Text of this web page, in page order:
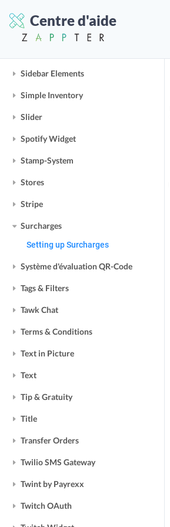
Centre d'aide
Service Stations
Sidebar Elements
Simple Inventory
Slider
Spotify Widget
Stamp-System
Stores
Stripe
Surcharges
Setting up Surcharges
Système d'évaluation QR-Code
Tags & Filters
Tawk Chat
Terms & Conditions
Text in Picture
Text
Tip & Gratuity
Title
Transfer Orders
Twilio SMS Gateway
Twint by Payrexx
Twitch OAuth